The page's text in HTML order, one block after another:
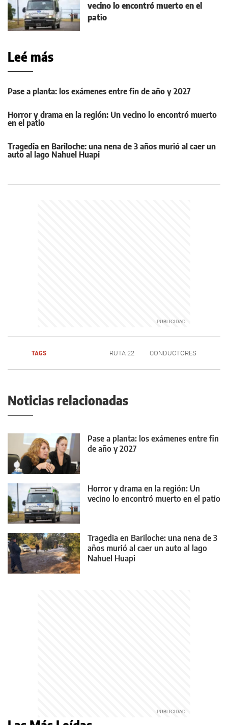
vecino lo encontró muerto en el
patio
Leé más
Pase a planta: los exámenes entre fin de año y 2027
Horror y drama en la región: Un vecino lo encontró muerto
en el patio
Tragedia en Bariloche: una nena de 3 años murió al caer un
auto al lago Nahuel Huapi
TAGS RUTA 22 CONDUCTORES
Noticias relacionadas
Pase a planta: los exámenes entre fin
de año y 2027
Horror y drama en la región: Un
vecino lo encontró muerto en el patio
Tragedia en Bariloche: una nena de 3
años murió al caer un auto al lago
Nahuel Huapi